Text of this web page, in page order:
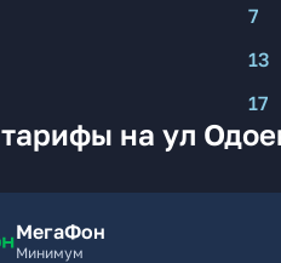
7
13
17
на ул
МегаФон
Минимум